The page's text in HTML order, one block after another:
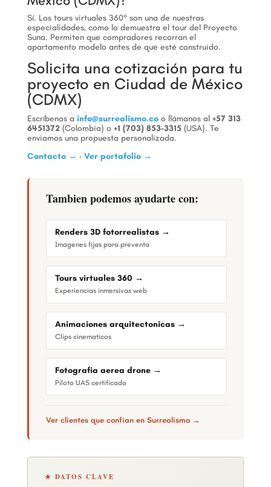
Sí. Los tours virtuales 360° son una de nuestras
especialidades, como lo demuestra el tour del Proyecto
Suna. Permiten que compradores recorran el
apartamento modelo antes de que esté construido.
Solicita una cotización para tu
proyecto en Ciudad de México
(CDMX)
Escríbenos a info@surrealismo.coo llámanos al +57 313
6451372(Colombia) o +1 (703) 853-3315(USA). Te
enviamos una propuesta personalizada.
Contacto → · Ver portafolio →
Tambien podemos ayudarte con:
Renders 3D fotorrealistas →
Imagenes fijas para preventa
Tours virtuales 360 →
Experiencias inmersivas web
Animaciones arquitectonicas →
Clips cinematicos
Fotografia aerea drone →
Piloto UAS certificado
Ver clientes que confian en Surrealismo →
★ DATOS CLAVE